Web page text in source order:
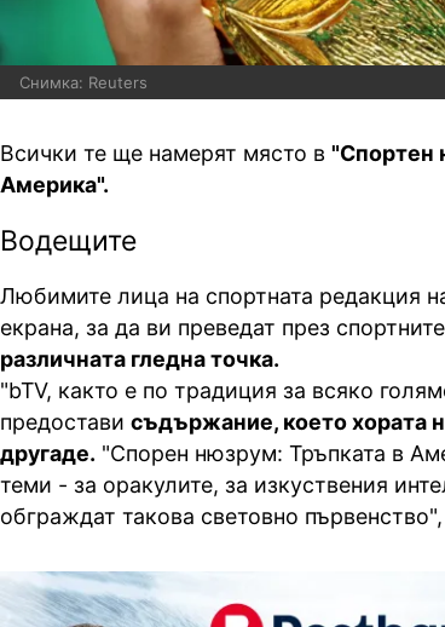
Снимка: Reuters
Всички те ще намерят място в "Спортен
Америка".
Водещите
Любимите лица на спортната редакция
екрана, за да ви преведат през
различната гледна точка.
"bTV, както е по традиция за всяко
предостави съдържание, което хората
другаде. "Спорен нюзрум: Тръпката в
теми - за оракулите, за изкуствения
обграждат такова световно